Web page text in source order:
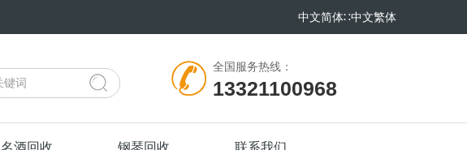
中文繁体
∷
中文简体
全国服务热线：
13321100968
名酒回收 钢琴回收 联系我们